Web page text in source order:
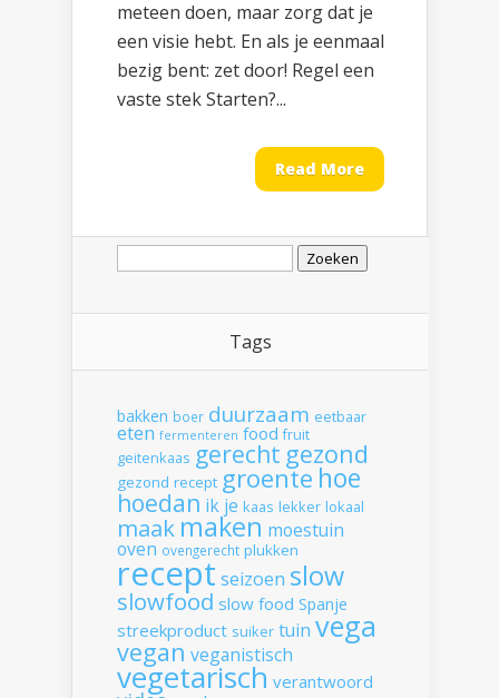
meteen doen, maar zorg dat je
een visie hebt. En als je eenmaal
bezig bent: zet door! Regel een
vaste stek Starten?...
Read More
Zoeken
Tags
bakken boer duurzaam eetbaar
eten fermenteren food fruit
geitenkaas gerecht gezond
gezond recept groente hoe
hoedan ik je kaas lekker lokaal
maak maken moestuin
oven ovengerecht plukken
recept seizoen slow
slowfood slow food Spanje
streekproduct suiker tuin vega
vegan veganistisch
vegetarisch verantwoord